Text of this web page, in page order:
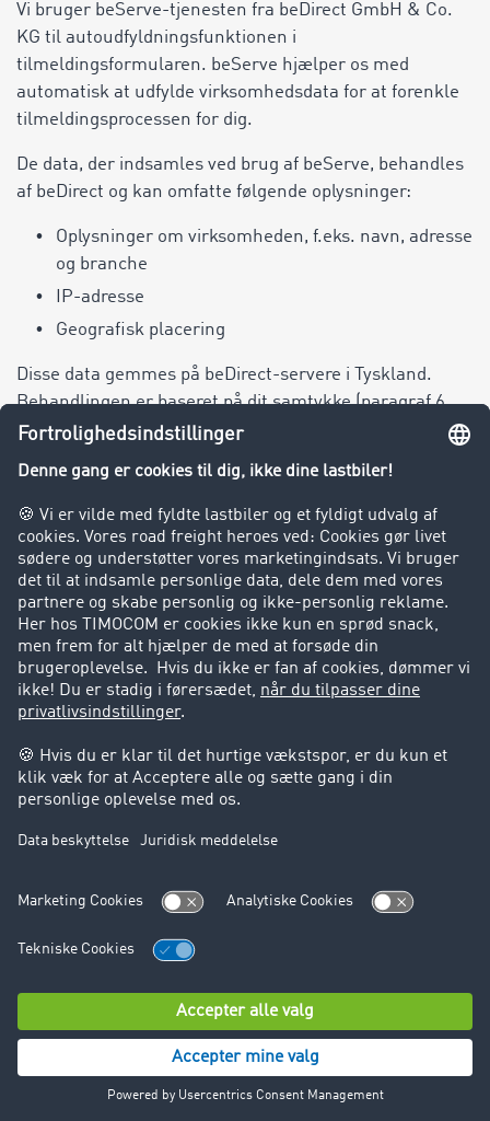
Vi bruger beServe-tjenesten fra beDirect GmbH & Co.
KG til autoudfyldningsfunktionen i
tilmeldingsformularen. beServe hjælper os med
automatisk at udfylde virksomhedsdata for at forenkle
tilmeldingsprocessen for dig.
De data, der indsamles ved brug af beServe, behandles
af beDirect og kan omfatte følgende oplysninger:
Oplysninger om virksomheden, f.eks. navn, adresse
og branche
IP-adresse
Geografisk placering
Disse data gemmes på beDirect-servere i Tyskland.
Behandlingen er baseret på dit samtykke (paragraf 6,
stk. 1, litra a i GDPR) og bruges til at forbedre
tid trække dit samtykke tilbage.
14.4. Ibexa CDP fra Raptor
Vi bruger Raptor Customer Data Platform (CDP) fra
Ibexa GmbH til centraliseret indsamling og styring af
kundedata. Ibexa CDP gør det muligt for os at analysere
og optimere vores markedsføringsstrategier og
kundetjenester på en omfattende måde.
Kontaktoplysninger (f.eks. navn, e-mailadresse og
telefonnummer)
Oplysninger om virksomheden (f.eks. firmanavne
Brugsdata (f.eks. interaktioner på webstedet og
Eventuelle samtykker og præferencer
Disse data behandles på følgende retsgrundlag
Kontraktopfyldelse og foranstaltninger forud for
kontraktindgåelse (paragraf 6, stk. 1, litra b i
GDPR)